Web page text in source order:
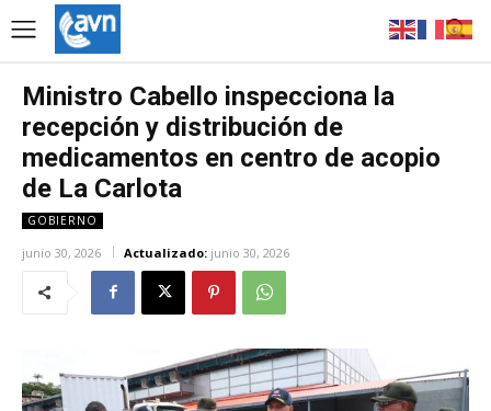
Ministro Cabello inspecciona la
recepción y distribución de
medicamentos en centro de acopio
de La Carlota
GOBIERNO
junio 30, 2026 Actualizado: junio 30, 2026